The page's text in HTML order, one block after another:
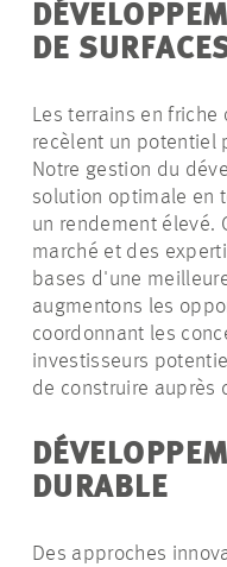
DE
Les terrains en
recèlent un potentiel
Notre gestion du
solution optimale en
un rendement élevé.
marché et des
bases d'une
augmentons les
coordonnant les
investisseurs
de construire auprès
DURABLE
Des approches